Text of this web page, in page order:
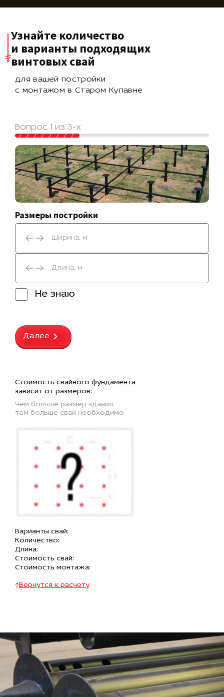
Узнайте количество
и варианты подходящих
винтовых свай
для вашей постройки
с монтажом в Старом Купавне
Вопрос 1 из 3-х
Размеры постройки
Не знаю
Далее
Стоимость свайного фундамента
зависит от размеров:
Чем больше размер здания,
тем больше свай необходимо
Варианты свай:
Количество:
Длина:
Стоимость свай:
Стоимость монтажа:
Вернутся к расчету